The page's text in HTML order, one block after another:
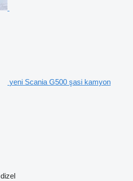
yeni Scania G500 şasi kamyon
dizel